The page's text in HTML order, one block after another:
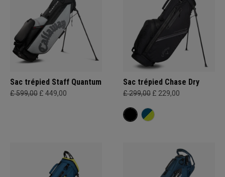
Sac trépied Staff Quantum
£ 599,00 £ 449,00
Sac trépied Chase Dry
£ 299,00 £ 229,00